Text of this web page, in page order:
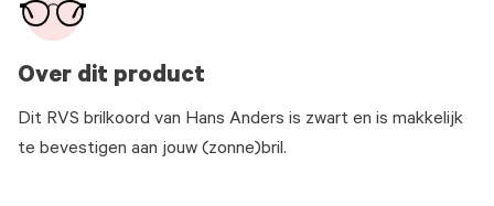
Over dit product
Dit RVS brilkoord van Hans Anders is zwart en is makkelijk
te bevestigen aan jouw (zonne)bril.